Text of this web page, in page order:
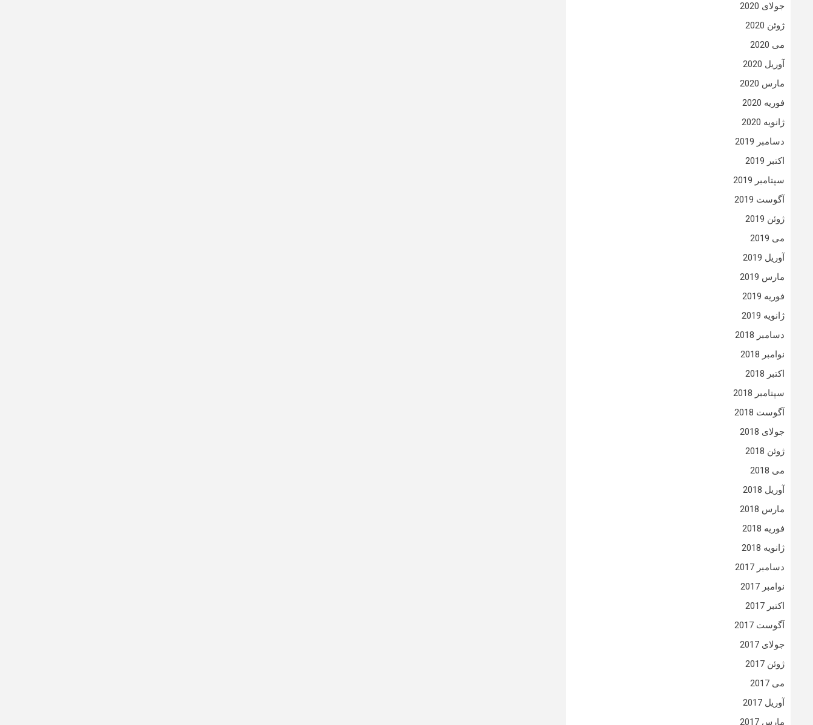
جولای 2020
ژوئن 2020
می 2020
آوریل 2020
مارس 2020
فوریه 2020
ژانویه 2020
دسامبر 2019
اکتبر 2019
سپتامبر 2019
آگوست 2019
ژوئن 2019
می 2019
آوریل 2019
مارس 2019
فوریه 2019
ژانویه 2019
دسامبر 2018
نوامبر 2018
اکتبر 2018
سپتامبر 2018
آگوست 2018
جولای 2018
ژوئن 2018
می 2018
آوریل 2018
مارس 2018
فوریه 2018
ژانویه 2018
دسامبر 2017
نوامبر 2017
اکتبر 2017
آگوست 2017
جولای 2017
ژوئن 2017
می 2017
آوریل 2017
مارس 2017